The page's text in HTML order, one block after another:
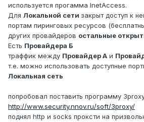
используется прогамма InetAccess.
Для Локальной сети закрыт доступ к
портам пиринговых ресурсов
других провайдеров остальные
Есть Провайдера Б
траффик между Провайдер А и
т.е. можно использовать доступные
Локальная сеть
попробовал поставить программу
http://www.security.nnov.ru/soft/3proxy/
поднял http и socks проксти на